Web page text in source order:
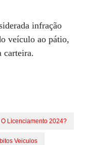
infração
veículo ao pátio,
carteira.
Licenciamento 2024?
Veiculos